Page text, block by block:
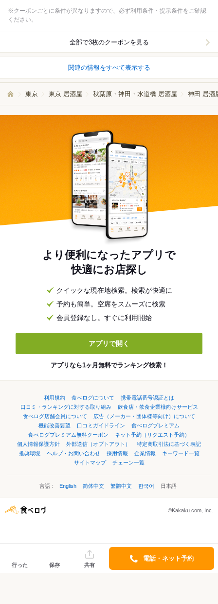
※クーポンごとに条件が異なりますので、必ず利用条件・提示条件をご確認
ください。
全部で3枚のクーポンを見る
関連の情報をすべて表示する
東京 東京 居酒屋 秋葉原・神田・水道橋 居酒屋 神田 居酒
より便利になったアプリで
快適にお店探し
クイックな現在地検索。検索が快適に
予約も簡単。空席をスムーズに検索
会員登録なし。すぐに利用開始
アプリで開く
アプリなら1ヶ月無料でランキング検索！
利用規約 食べログについて
携帯電話番号認証とは
口コミ・ランキングに対する取り組み
飲食店・飲食企業様向けサービス
食べログ店舗会員について
広告（メーカー・団体様等向け）について
機能改善要望
口コミガイドライン
食べログプレミアム
食べログプレミアム無料クーポン
ネット予約（リクエスト予約）
個人情報保護方針
外部送信（オプトアウト）
特定商取引法に基づく表記
推奨環境
ヘルプ・お問い合わせ 採用情報 企業情報
キーワード一覧
サイトマップ
チェーン一覧
言語： English 简体中文 繁體中文 한국어 日本語
©Kakaku.com, Inc.
行った 保存 共有
電話・ネット予約